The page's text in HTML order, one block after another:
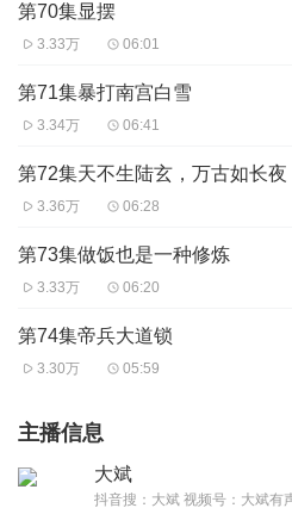
第70集显摆
3.33万 06:01
第71集暴打南宫白雪
3.34万 06:41
第72集天不生陆玄，万古如长夜
3.36万 06:28
第73集做饭也是一种修炼
3.33万 06:20
第74集帝兵大道锁
3.30万 05:59
主播信息
大斌
抖音搜：大斌 视频号：大斌有